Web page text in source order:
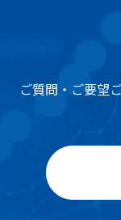
ご質問・ご要望